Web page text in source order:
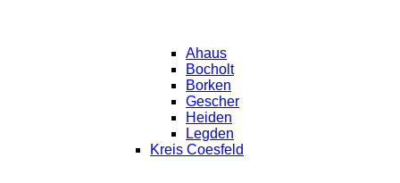
Ahaus
Bocholt
Borken
Gescher
Heiden
Legden
Kreis Coesfeld